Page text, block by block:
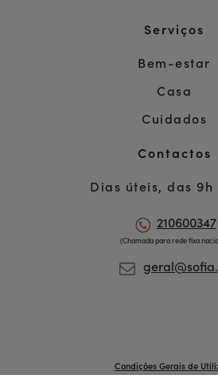
Serviços
Bem-estar
Casa
Cuidados
Contactos
Dias úteis, das 9h
210600347
(Chamada para rede fixa
Condições Gerais de